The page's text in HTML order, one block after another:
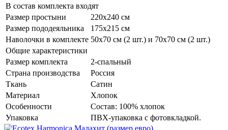
В состав комплекта входят
Размер простыни
220х240 см
Размер пододеяльника
175х215 см
Наволочки в комплекте 50х70 см (2 шт.) и 70х70 см (2 шт.)
Общие характеристики
Размер комплекта
2-спальный
Страна производства
Россия
Ткань
Сатин
Материал
Хлопок
Особенности
Состав: 100% хлопок
Упаковка
ПВХ-упаковка с фотовкладкой.